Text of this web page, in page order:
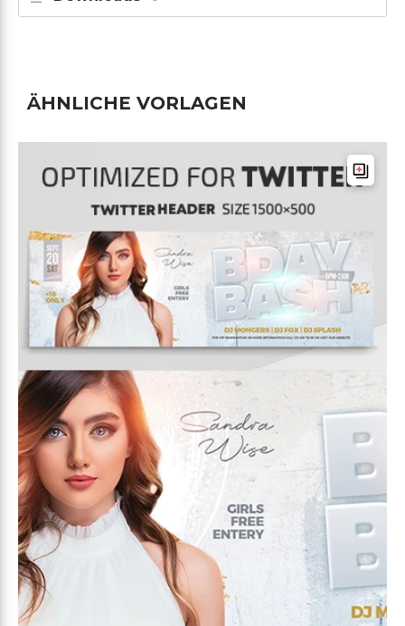
ÄHNLICHE VORLAGEN